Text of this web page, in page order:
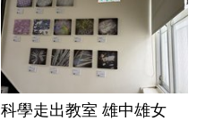
科學走出教室 雄中雄女